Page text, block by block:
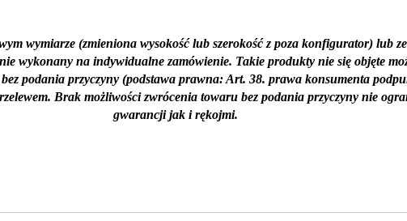
wymiarze (zmieniona wysokość lub szerokość z poza konfigurator) lub
wykonany na indywidualne zamówienie. Takie produkty nie się objęte
podania przyczyny (podstawa prawna: Art. 38. prawa konsumenta
Brak możliwości zwrócenia towaru bez podania przyczyny nie
gwarancji jak i rękojmi.